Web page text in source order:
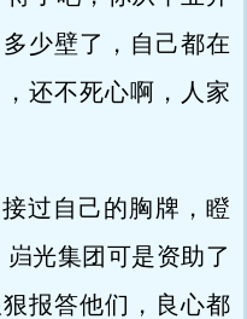
少壁了，自己都在
还不死心啊，人家
过自己的胸牌，瞪
光集团可是资助了
报答他们，良心都